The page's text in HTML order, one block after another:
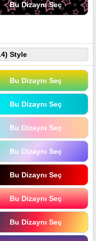
Bu Dizaynı Seç
Style
Bu Dizaynı Seç
Bu Dizaynı Seç
Bu Dizaynı Seç
Bu Dizaynı Seç
Bu Dizaynı Seç
Bu Dizaynı Seç
Bu Dizaynı Seç